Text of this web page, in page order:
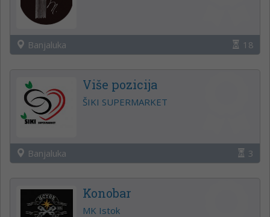
Banjaluka 18
Više pozicija
ŠIKI SUPERMARKET
Banjaluka 3
Konobar
MK Istok